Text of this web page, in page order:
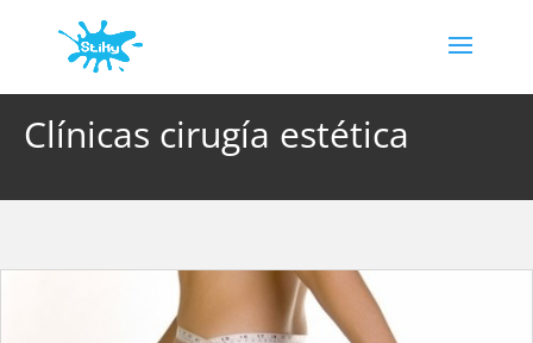
Clínicas cirugía estética